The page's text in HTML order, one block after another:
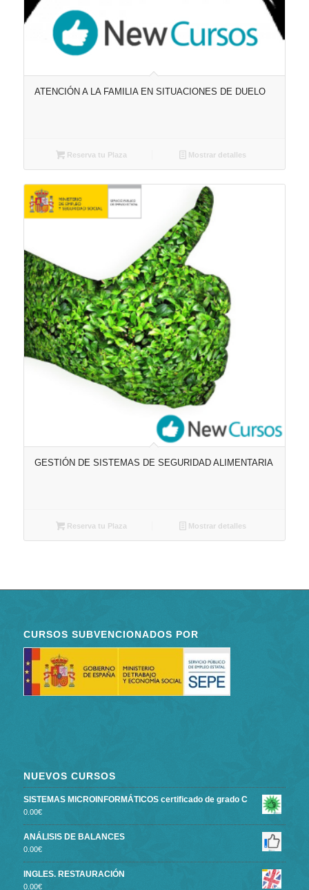
ATENCIÓN A LA FAMILIA EN SITUACIONES DE DUELO
Reserva tu Plaza Mostrar detalles
GESTIÓN DE SISTEMAS DE SEGURIDAD ALIMENTARIA
Reserva tu Plaza Mostrar detalles
CURSOS SUBVENCIONADOS POR
NUEVOS CURSOS
SISTEMAS MICROINFORMÁTICOS certificado de grado C
0.00€
ANÁLISIS DE BALANCES
0.00€
INGLES. RESTAURACIÓN
0.00€